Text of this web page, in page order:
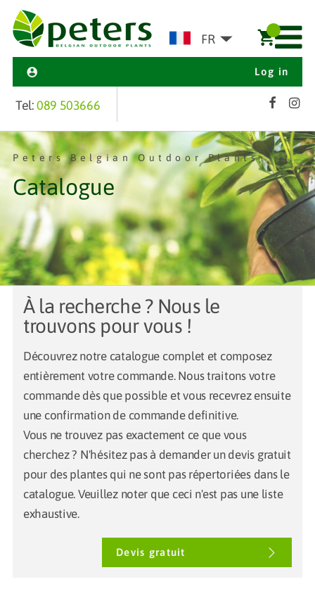
FR
Log in
Tel:089 503666
Peters Belgian Outdoor Plants
Catalogue
À la recherche ? Nous le
trouvons pour vous !
Découvrez notre catalogue complet et composez
entièrement votre commande. Nous traitons votre
commande dès que possible et vous recevrez ensuite
une confirmation de commande definitive.
Vous ne trouvez pas exactement ce que vous
cherchez ? N'hésitez pas à demander un devis gratuit
pour des plantes qui ne sont pas répertoriées dans le
catalogue. Veuillez noter que ceci n'est pas une liste
exhaustive.
Devis gratuit